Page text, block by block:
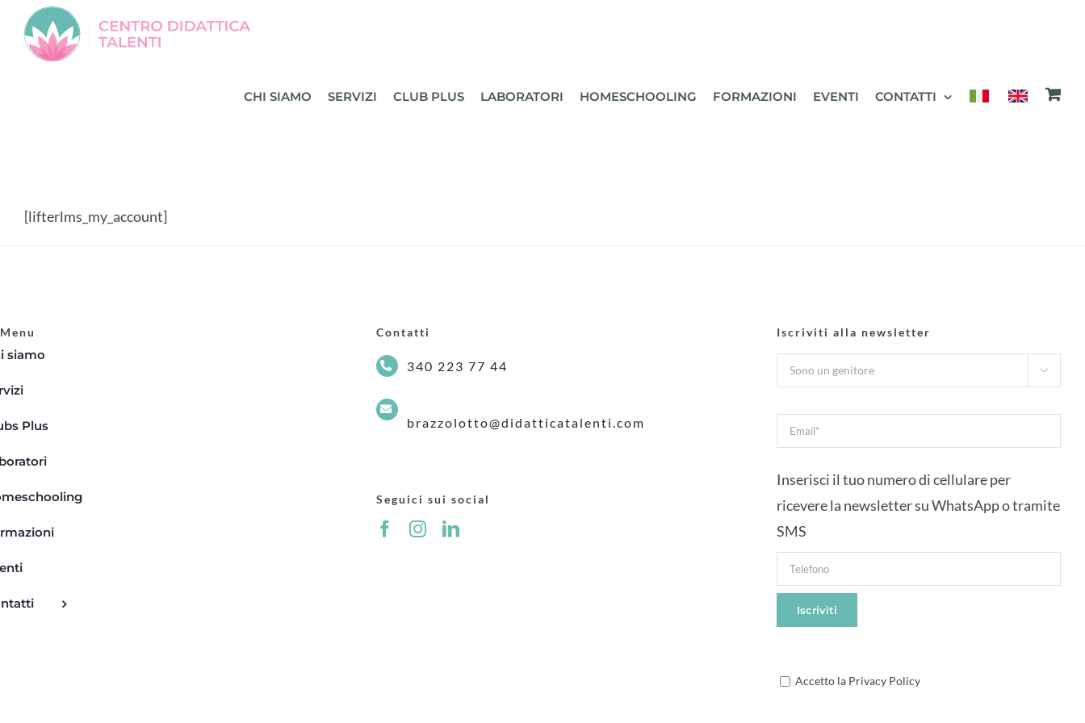
Salta
contenuto
CHI SIAMO SERVIZI CLUB PLUS LABORATORI HOMESCHOOLING FORMAZIONI EVENTI CONTATTI
[lifterlms_my_account]
Menu
siamo
Plus
Contatti
340 223 77 44
brazzolotto@didatticatalenti.com
Seguici sui social
Iscriviti alla newsletter

Inserisci il tuo numero di cellulare per
ricevere la newsletter su WhatsApp o tramite
SMS
Accetto la Privacy Policy